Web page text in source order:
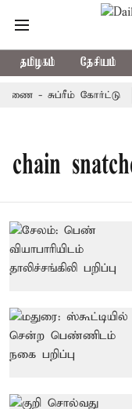
தமிழகம் தேசியம்
- சுப்ரீம் கோர்ட்டு
chain